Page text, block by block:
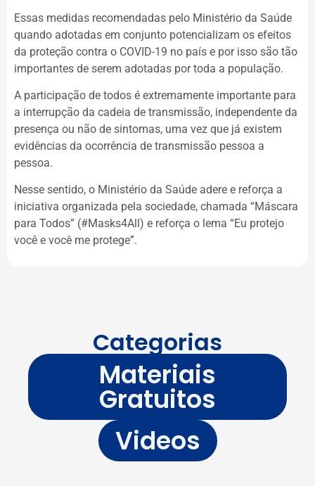
Essas medidas recomendadas pelo Ministério da Saúde
quando adotadas em conjunto potencializam os efeitos
da proteção contra o COVID-19 no país e por isso são tão
importantes de serem adotadas por toda a população.
A participação de todos é extremamente importante para
a interrupção da cadeia de transmissão, independente da
presença ou não de sintomas, uma vez que já existem
evidências da ocorrência de transmissão pessoa a
pessoa.
Nesse sentido, o Ministério da Saúde adere e reforça a
iniciativa organizada pela sociedade, chamada “Máscara
para Todos” (#Masks4All) e reforça o lema “Eu protejo
você e você me protege”.
Categorias
Materiais
Gratuitos
Videos